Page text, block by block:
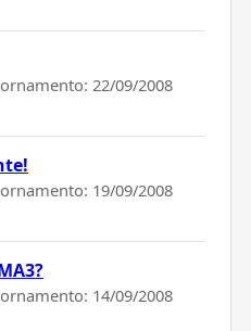
22/09/2008
19/09/2008
14/09/2008